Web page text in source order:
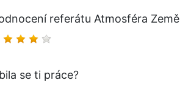
referátu Atmosféra Země
se ti práce?